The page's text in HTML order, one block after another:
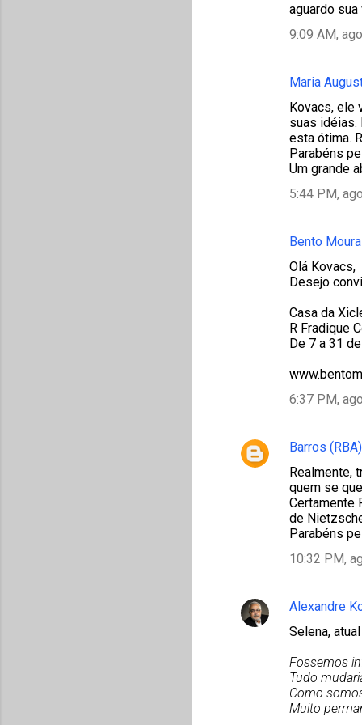
aguardo sua
9:09 AM,
Maria
Kovacs, ele
suas idéias.
esta ótima.
Parabéns
Um grande
5:44 PM,
Bento Moura
Olá Kovacs,
Desejo
Casa da
R Fradique
De 7 a 31
6:37 PM,
Barros (RBA)
Realmente,
quem se
Certamente
de
Parabéns
10:32 PM,
Alexandre
Selena,
Fossemos
Tudo
Como
Muito